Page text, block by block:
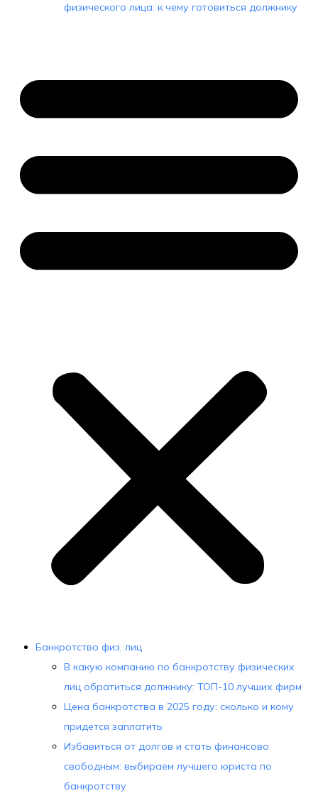
физического лица: к чему готовиться должнику
Банкротство физ. лиц
В какую компанию по банкротству физических
лиц обратиться должнику: ТОП-10 лучших фирм
Цена банкротства в 2025 году: сколько и кому
придется заплатить
Избавиться от долгов и стать финансово
свободным: выбираем лучшего юриста по
банкротству